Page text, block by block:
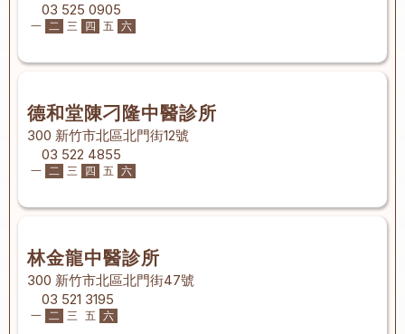
03 525 0905
一 二 三 四 五 六
德和堂陳刁隆中醫診所
300 新竹市北區北門街12號
03 522 4855
一 二 三 四 五 六
林金龍中醫診所
300 新竹市北區北門街47號
03 521 3195
一 二 三 五 六